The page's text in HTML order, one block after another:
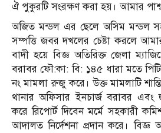
ঐ পুকুরটি সংরক্ষণ করা হয়। আমার
অজিত মন্ডল এর ছেলে অসিম মন্ডল
সম্পত্তি জবর দখলের চেষ্টা করলে
বাদী হয়ে বিজ্ঞ অতিরিক্ত জেলা
বরাবর ফৌ:কা: বি: ১৪৫ ধারা মতে
নং মামলা রুজু করে। উক্ত মামলাটি
থানার অফিসার ইনচার্জ বরাবর এবং
করে রিপোর্ট দিবেন মর্মে সহকারী
আদালত নির্দেশনা প্রদান করে। বিজ্ঞ